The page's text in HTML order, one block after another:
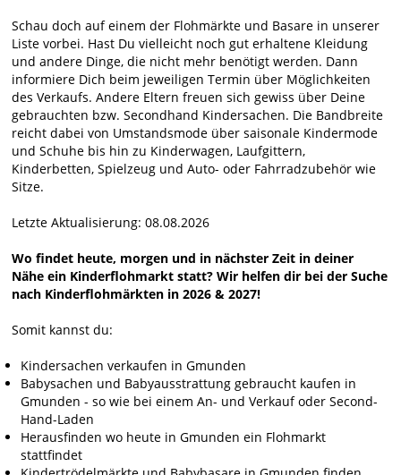
Schau doch auf einem der Flohmärkte und Basare in unserer
Liste vorbei. Hast Du vielleicht noch gut erhaltene Kleidung
und andere Dinge, die nicht mehr benötigt werden. Dann
informiere Dich beim jeweiligen Termin über Möglichkeiten
des Verkaufs. Andere Eltern freuen sich gewiss über Deine
gebrauchten bzw. Secondhand Kindersachen. Die Bandbreite
reicht dabei von Umstandsmode über saisonale Kindermode
und Schuhe bis hin zu Kinderwagen, Laufgittern,
Kinderbetten, Spielzeug und Auto- oder Fahrradzubehör wie
Sitze.
Letzte Aktualisierung: 08.08.2026
Wo findet heute, morgen und in nächster Zeit in deiner
Nähe ein Kinderflohmarkt statt? Wir helfen dir bei der Suche
nach Kinderflohmärkten in 2026 & 2027!
Somit kannst du:
Kindersachen verkaufen in Gmunden
Babysachen und Babyausstrattung gebraucht kaufen in
Gmunden - so wie bei einem An- und Verkauf oder Second-
Hand-Laden
Herausfinden wo heute in Gmunden ein Flohmarkt
stattfindet